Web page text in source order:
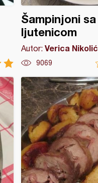
Šampinjoni sa
ljutenicom
Autor: Verica Nikolić
9069